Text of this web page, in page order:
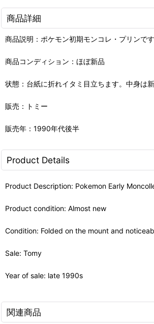
商品詳細
商品説明：ポケモン初期モンコレ・プリンで
商品コンディション：ほぼ新品
状態：台紙に折れイタミ目立ちます。中身は新
販売：トミー
販売年：1990年代後半
Product Details
Product Description: Pokemon Early
Product condition: Almost new
Condition: Folded on the mount and
Sale: Tomy
Year of sale: late 1990s
関連商品